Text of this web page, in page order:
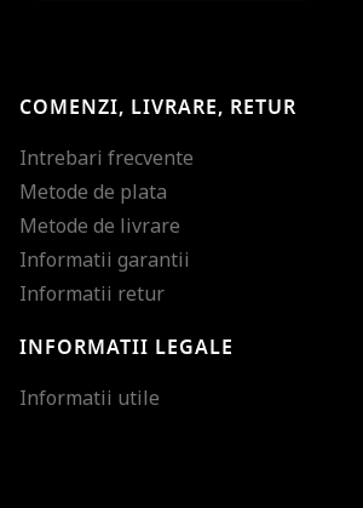
COMENZI, LIVRARE, RETUR
Intrebari frecvente
Metode de plata
Metode de livrare
Informatii garantii
Informatii retur
INFORMATII LEGALE
Informatii utile